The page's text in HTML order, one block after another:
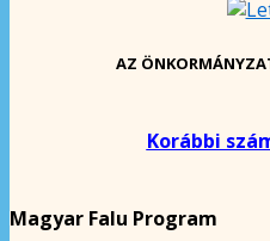
AZ
Korábbi
Magyar Falu Program